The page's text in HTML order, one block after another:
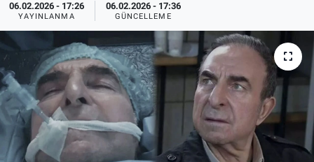
06.02.2026 - 17:26
YAYINLANMA
06.02.2026 - 17:36
GÜNCELLEME
Özel Haberler
Kadın
Erişim Bilgileri
Sağlık